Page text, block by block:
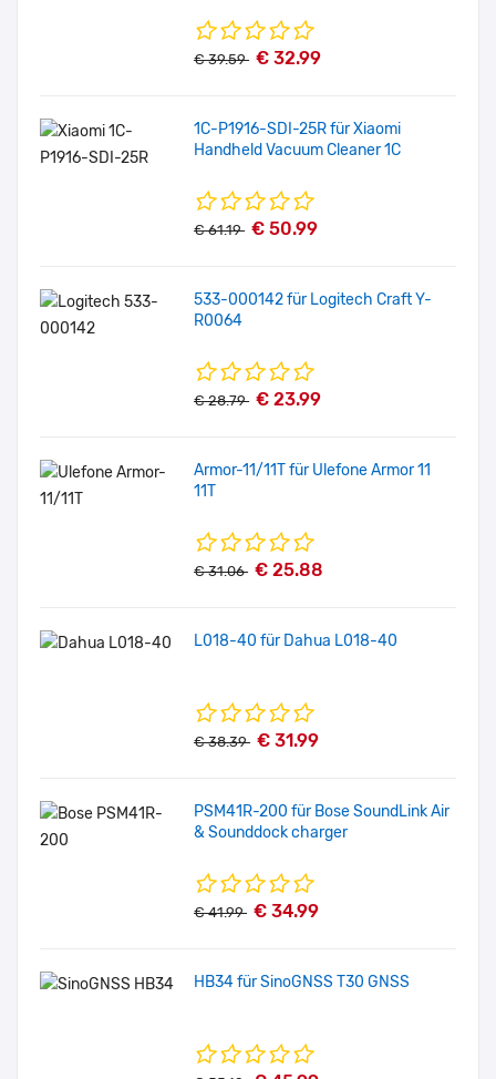
€ 39.59 € 32.99
1C-P1916-SDI-25R für Xiaomi
Handheld Vacuum Cleaner 1C
€ 61.19 € 50.99
533-000142 für Logitech Craft Y-
R0064
€ 28.79 € 23.99
Armor-11/11T für Ulefone Armor 11
11T
€ 31.06 € 25.88
L018-40 für Dahua L018-40
€ 38.39 € 31.99
PSM41R-200 für Bose SoundLink Air
& Sounddock charger
€ 41.99 € 34.99
HB34 für SinoGNSS T30 GNSS